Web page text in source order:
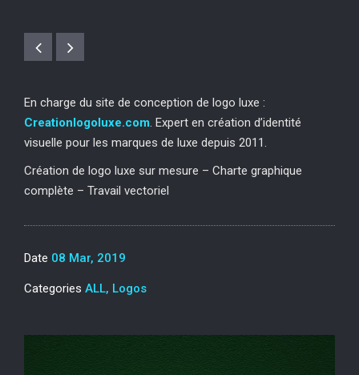
En charge du site de conception de logo luxe :
Creationlogoluxe.com. Expert en création d’identité
visuelle pour les marques de luxe depuis 2011.
Création de logo luxe sur mesure – Charte graphique
complète – Travail vectoriel
Date 08 Mar, 2019
Categories ALL, Logos